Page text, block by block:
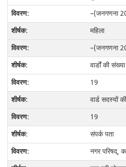
–(जनगणना
महिला
–(जनगणना
वार्डों की संख्या
19
वार्ड सदस्यों
19
संपर्क पता
नगर परिषद्,